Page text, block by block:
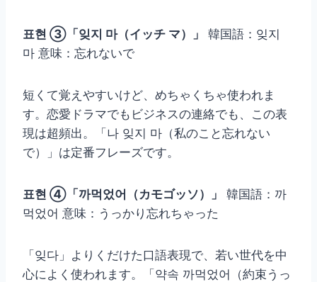
표현 ③「잊지 마（イッチ マ）」
韓国語：잊지
마 意味：忘れないで
短くて覚えやすいけど、めちゃくちゃ使われま
す。恋愛ドラマでもビジネスの連絡でも、この表
現は超頻出。「나 잊지 마（私のこと忘れない
で）」は定番フレーズです。
표현 ④「까먹었어（カモゴッソ）」
韓国語：까
먹었어 意味：うっかり忘れちゃった
「잊다」よりくだけた口語表現で、若い世代を中
心によく使われます。「약속 까먹었어（約束うっ